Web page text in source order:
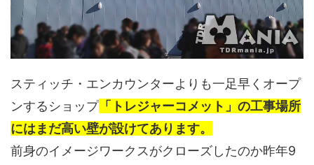
スティッチ・エンカウンターよりも一足早くオープ
ンするショップ 「トレジャーコメット」の工事場所
にはまだ高い壁が設けてあります。
前身のイメージワークスがクローズしたのか昨年9